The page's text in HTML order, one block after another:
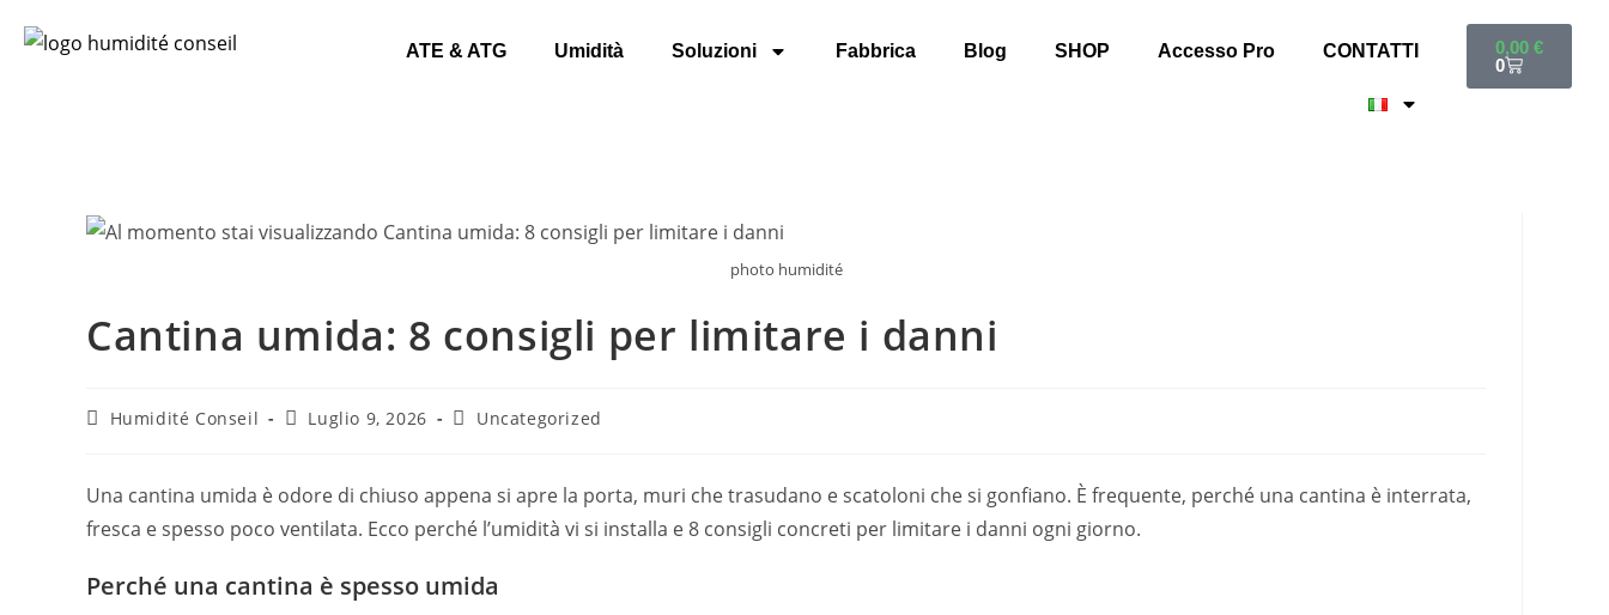
ATE & ATG Umidità Soluzioni Fabbrica Blog SHOP Accesso Pro CONTATTI 0,00 €
0
photo humidité
Cantina umida: 8 consigli per limitare i danni
Humidité Conseil Luglio 9, 2026 Uncategorized
Una cantina umida è odore di chiuso appena si apre la porta, muri che trasudano e scatoloni che si gonfiano. È frequente, perché una cantina è interrata,
fresca e spesso poco ventilata. Ecco perché l’umidità vi si installa e 8 consigli concreti per limitare i danni ogni giorno.
Perché una cantina è spesso umida